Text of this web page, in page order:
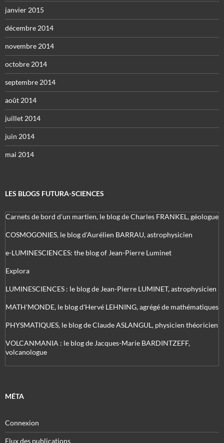
janvier 2015
décembre 2014
novembre 2014
octobre 2014
septembre 2014
août 2014
juillet 2014
juin 2014
mai 2014
LES BLOGS FUTURA-SCIENCES
Carnets de bord d’un martien, le blog de Charles FRANKEL, géologue
COSMOGONIES, le blog d'Aurélien BARRAU, astrophysicien
e-LUMINESCIENCES: the blog of Jean-Pierre Luminet
Explora
LUMINESCIENCES : le blog de Jean-Pierre LUMINET, astrophysicien
MATH'MONDE, le blog d'Hervé LEHNING, agrégé de mathématiques
PHYSMATIQUES, le blog de Claude ASLANGUL, physicien théoricien
VOLCANMANIA : le blog de Jacques-Marie BARDINTZEFF,
volcanologue
MÉTA
Connexion
Flux des publications